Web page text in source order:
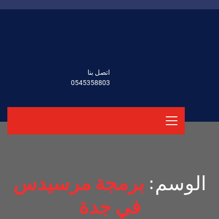
اتصل بنا
0545358803
الوسم: برمجة مرسيدس
في جدة